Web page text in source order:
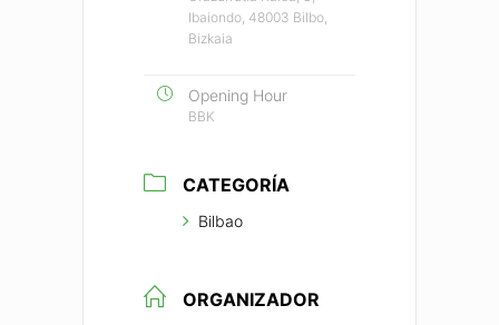
Ibaiondo, 48003 Bilbo,
Bizkaia
Opening Hour
BBK
CATEGORÍA
Bilbao
ORGANIZADOR